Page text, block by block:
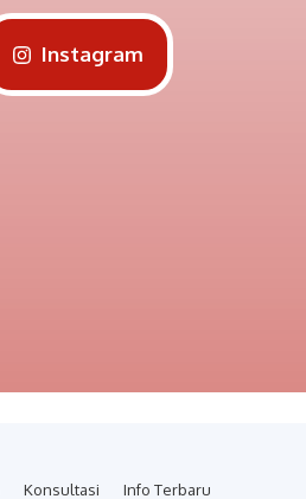
Instagram
Konsultasi Info Terbaru